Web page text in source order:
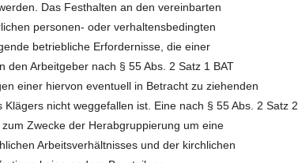
Das Festhalten an den vereinbarten
personen- oder verhaltensbedingten
betriebliche Erfordernisse, die einer
Arbeitgeber nach § 55 Abs. 2 Satz 1 BAT
einer hiervon eventuell in Betracht zu ziehenden
nicht weggefallen ist. Eine nach § 55 Abs. 2 Satz 2
Zwecke der Herabgruppierung um eine
Arbeitsverhältnisses und der kirchlichen